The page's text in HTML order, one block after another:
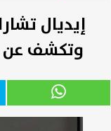
وتكشف عن